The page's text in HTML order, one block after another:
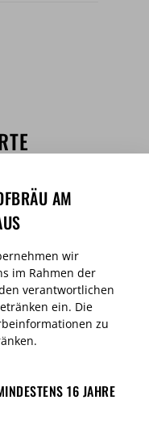
AM
wir
im Rahmen der
verantwortlichen
ein. Die
zu
16 JAHRE